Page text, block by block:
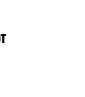
комнатной